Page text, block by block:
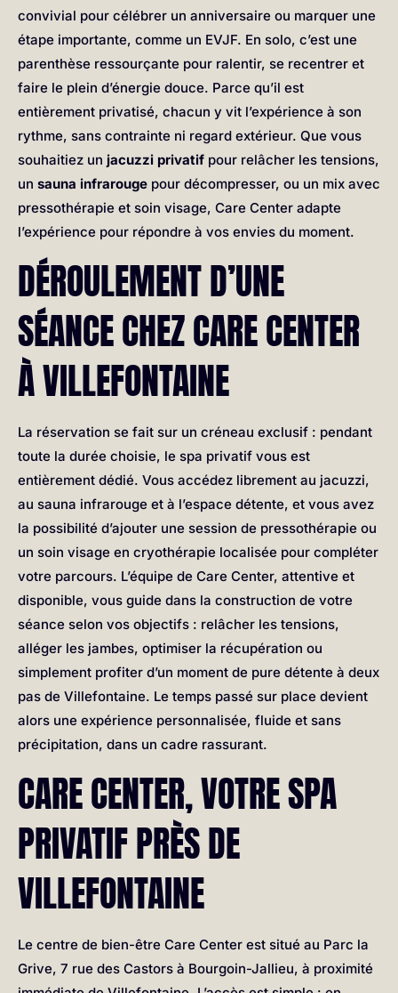
convivial pour célébrer un anniversaire ou marquer une
étape importante, comme un EVJF. En solo, c’est une
parenthèse ressourçante pour ralentir, se recentrer et
faire le plein d’énergie douce. Parce qu’il est
entièrement privatisé, chacun y vit l’expérience à son
rythme, sans contrainte ni regard extérieur. Que vous
souhaitiez un jacuzzi privatif pour relâcher les tensions,
un sauna infrarouge pour décompresser, ou un mix avec
pressothérapie et soin visage, Care Center adapte
l’expérience pour répondre à vos envies du moment.
DÉROULEMENT D’UNE
SÉANCE CHEZ CARE CENTER
À VILLEFONTAINE
La réservation se fait sur un créneau exclusif : pendant
toute la durée choisie, le spa privatif vous est
entièrement dédié. Vous accédez librement au jacuzzi,
au sauna infrarouge et à l’espace détente, et vous avez
la possibilité d’ajouter une session de pressothérapie ou
un soin visage en cryothérapie localisée pour compléter
votre parcours. L’équipe de Care Center, attentive et
disponible, vous guide dans la construction de votre
séance selon vos objectifs : relâcher les tensions,
alléger les jambes, optimiser la récupération ou
simplement profiter d’un moment de pure détente à deux
pas de Villefontaine. Le temps passé sur place devient
alors une expérience personnalisée, fluide et sans
précipitation, dans un cadre rassurant.
CARE CENTER, VOTRE SPA
PRIVATIF PRÈS DE
VILLEFONTAINE
Le centre de bien-être Care Center est situé au Parc la
Grive, 7 rue des Castors à Bourgoin-Jallieu, à proximité